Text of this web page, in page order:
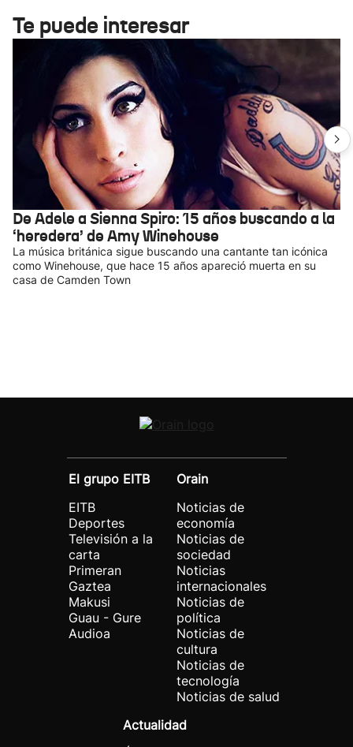
Te puede interesar
De Adele a Sienna Spiro: 15 años buscando a la
‘heredera’ de Amy Winehouse
La música británica sigue buscando una cantante tan icónica
como Winehouse, que hace 15 años apareció muerta en su
casa de Camden Town
El grupo EITB
EITB
Deportes
Televisión a la
carta
Primeran
Gaztea
Makusi
Guau - Gure
Audioa
Orain
Noticias de
economía
Noticias de
sociedad
Noticias
internacionales
Noticias de
política
Noticias de
cultura
Noticias de
tecnología
Noticias de salud
Actualidad